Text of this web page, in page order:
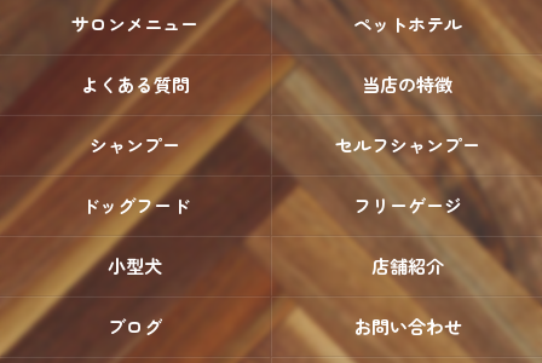
サロンメニュー ペットホテル
よくある質問 当店の特徴
シャンプー セルフシャンプー
ドッグフード フリーゲージ
小型犬 店舗紹介
ブログ お問い合わせ